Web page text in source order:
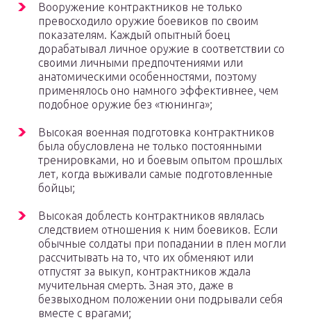
Вооружение контрактников не только
превосходило оружие боевиков по своим
показателям. Каждый опытный боец
дорабатывал личное оружие в соответствии со
своими личными предпочтениями или
анатомическими особенностями, поэтому
применялось оно намного эффективнее, чем
подобное оружие без «тюнинга»;
Высокая военная подготовка контрактников
была обусловлена не только постоянными
тренировками, но и боевым опытом прошлых
лет, когда выживали самые подготовленные
бойцы;
Высокая доблесть контрактников являлась
следствием отношения к ним боевиков. Если
обычные солдаты при попадании в плен могли
рассчитывать на то, что их обменяют или
отпустят за выкуп, контрактников ждала
мучительная смерть. Зная это, даже в
безвыходном положении они подрывали себя
вместе с врагами;